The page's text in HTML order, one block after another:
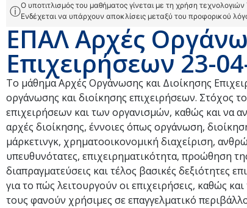
ⓘΟ υποτιτλισμός του μαθήματος γίνεται με τη χρήση
Ενδέχεται να υπάρχουν αποκλίσεις μεταξύ του προφορικού
ΕΠΑΛ Αρχές
Επιχειρήσεων 23-
Το μάθημα Αρχές Οργάνωσης και Διοίκησης
οργάνωσης και διοίκησης επιχειρήσεων. Στόχος
επιχειρήσεων και των οργανισμών, καθώς και να
αρχές διοίκησης, έννοιες όπως οργάνωση,
μάρκετινγκ, χρηματοοικονομική διαχείριση,
υπευθυνότατες, επιχειρηματικότητα, προώθηση
διαπραγματεύσεις και τέλος βασικές δεξιότητες
για το πώς λειτουργούν οι επιχειρήσεις, καθώς
τους φανούν χρήσιμες σε επαγγελματικό